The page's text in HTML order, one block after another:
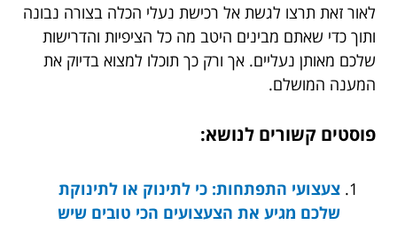
לאור זאת תרצו לגשת אל רכישת נעלי הכלה בצורה נבונה
ותוך כדי שאתם מבינים היטב מה כל הציפיות והדרישות
שלכם מאותן נעליים. אך ורק כך תוכלו למצוא בדיוק את
המענה המושלם.
פוסטים קשורים לנושא:
צעצועי התפתחות: כי לתינוק או לתינוקת
שלכם מגיע את הצעצועים הכי טובים שיש